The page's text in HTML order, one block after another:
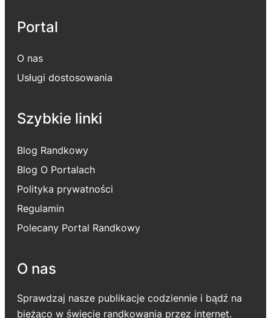
Portal
O nas
Usługi dostosowania
Szybkie linki
Blog Randkowy
Blog O Portalach
Polityka prywatności
Regulamin
Polecany Portal Randkowy
O nas
Sprawdzaj nasze publikacje codziennie i bądź na
bieżąco w świecie randkowania przez internet.